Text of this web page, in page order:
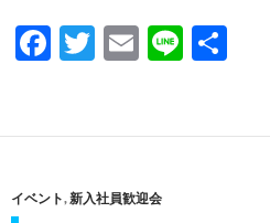
F
b
o
T
er
E
Li
イベント,新入社員歓迎会